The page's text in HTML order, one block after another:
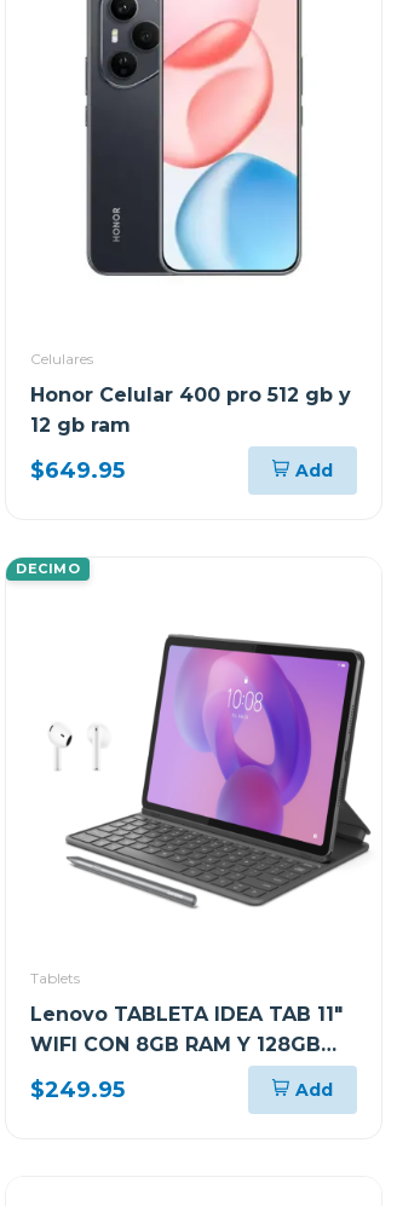
Celulares
Honor Celular 400 pro 512 gb y
12 gb ram
$649.95 Add
DECIMO
Tablets
Lenovo TABLETA IDEA TAB 11"
WIFI CON 8GB RAM Y 128GB
ALMACENAMIENTO GRIS LUNAR
CON FOLIO TECLADO Y PEN
$249.95 Add